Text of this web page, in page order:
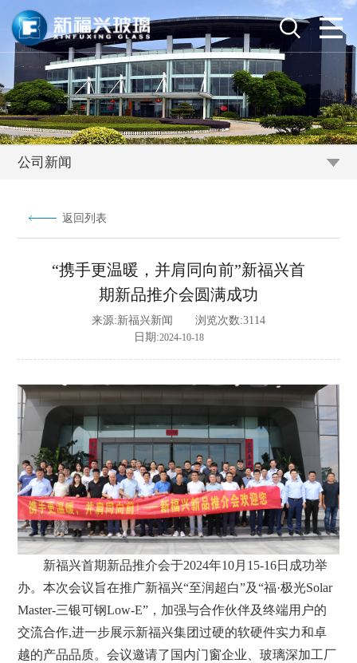
公司新闻
返回列表
“携手更温暖，并肩同向前”新福兴首
期新品推介会圆满成功
来源:新福兴新闻 浏览次数:3114
日期:2024-10-18
新福兴首期新品推介会于2024年10月15-16日成功举
办。本次会议旨在推广新福兴“至润超白”及“福·极光Solar
Master-三银可钢Low-E”，加强与合作伙伴及终端用户的
交流合作,进一步展示新福兴集团过硬的软硬件实力和卓
越的产品品质。会议邀请了国内门窗企业、玻璃深加工厂